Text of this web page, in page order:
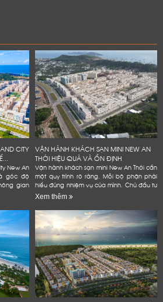
CITY
New An
góc độ
gian
Tuy
VẬN HÀNH KHÁCH SẠN MINI NEW AN
THỚI HIỆU QUẢ VÀ ỔN ĐỊNH
Vận hành khách sạn mini New An Thới cần
một quy trình rõ ràng. Mỗi bộ phận phải
hiểu đúng nhiệm vụ của mình. Chủ đầu tư
cũng cần kiểm soát phòng, giá bán và
chi phí. Dữ liệu...
Xem thêm